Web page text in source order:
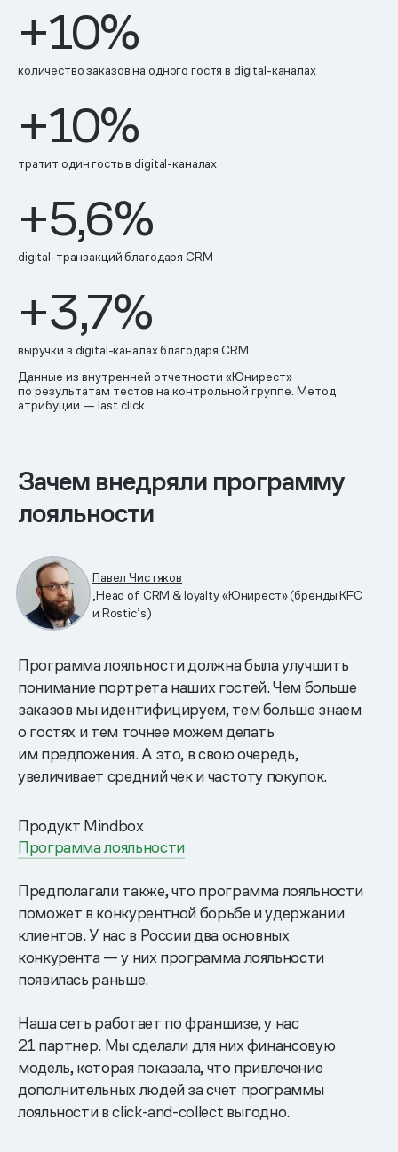
+10%
количество заказов на одного гостя в digital-каналах
+10%
тратит один гость в digital-каналах
+5,6%
digital-транзакций благодаря CRM
+3,7%
выручки в digital-каналах благодаря CRM
Данные из внутренней отчетности «Юнирест»
по результатам тестов на контрольной группе. Метод
атрибуции — last click
Зачем внедряли программу
лояльности
Павел Чистяков
,Head of CRM & loyalty «Юнирест» (бренды KFC
и Rostic’s)
Программа лояльности должна была улучшить
понимание портрета наших гостей. Чем больше
заказов мы идентифицируем, тем больше знаем
о гостях и тем точнее можем делать
им предложения. А это, в свою очередь,
увеличивает средний чек и частоту покупок.
Продукт Mindbox
Программа лояльности
Предполагали также, что программа лояльности
поможет в конкурентной борьбе и удержании
клиентов. У нас в России два основных
конкурента — у них программа лояльности
появилась раньше.
Наша сеть работает по франшизе, у нас
21 партнер. Мы сделали для них финансовую
модель, которая показала, что привлечение
дополнительных людей за счет программы
лояльности в click-and-collect выгодно.